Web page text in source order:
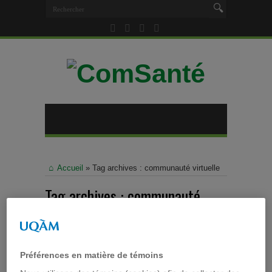
Accueil » Tag archives : communauté virtuelle
Tag archives :communauté
virtuelle
Préférences en matière de témoins